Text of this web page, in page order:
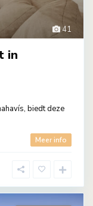
41
in
biedt deze
Meer info